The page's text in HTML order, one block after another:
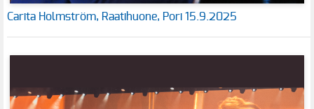
Carita Holmström, Raatihuone, Pori 15.9.2025